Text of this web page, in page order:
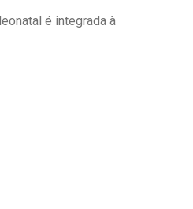
Digital de Nutrição para
é integrada à